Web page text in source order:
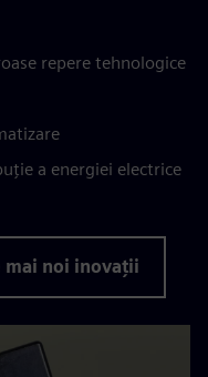
repere tehnologice
a energiei electrice
mai noi inovații